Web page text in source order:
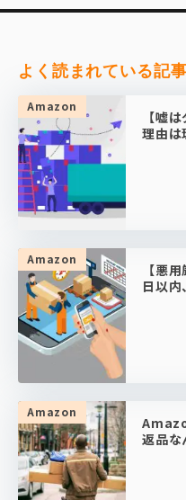
ョ
よく読まれている記事
Amazon
【嘘
理由は
Amazon
【悪
日以
Amazon
返品な